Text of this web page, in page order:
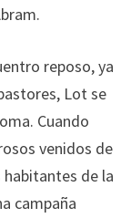
reposo, ya
Lot se
Cuando
venidos de
de la
campaña